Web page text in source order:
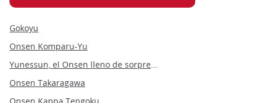
Gokoyu
Onsen Komparu-Yu
Onsen Takaragawa
Onsen Kappa Tengoku